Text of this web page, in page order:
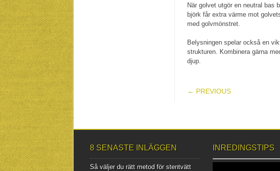
När golvet utgör en neutral bas
björk får extra värme mot
med golvmönstret.
Belysningen spelar också en
strukturen. Kombinera gärna
djup.
POST
← PREVIOUS
8 SENASTE INLÄGGEN
Så väljer du rätt metod för stentvätt
INREDINGSTIPS